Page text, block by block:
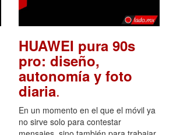
HUAWEI pura 90s
pro: diseño,
autonomía y foto
diaria.
En un momento en el que el móvil ya
no sirve solo para contestar